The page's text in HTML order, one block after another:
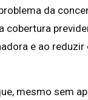
da
cobertura
e ao reduzir
mesmo sem